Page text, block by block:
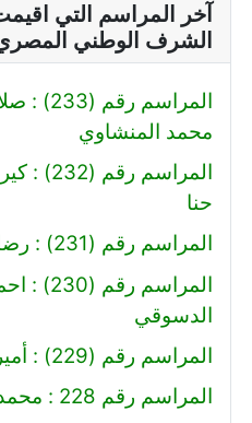
آخر المراسم التي
الشرف الوطني
المراسم
محمد المنشاوي
حنا
المراسم رقم (231) : رضا ذكي محمد
المراسم
الدسوقي
المراسم رقم (229) : أميرة فكري أحمد
المراسم رقم 228 : محمد حلمي نصار